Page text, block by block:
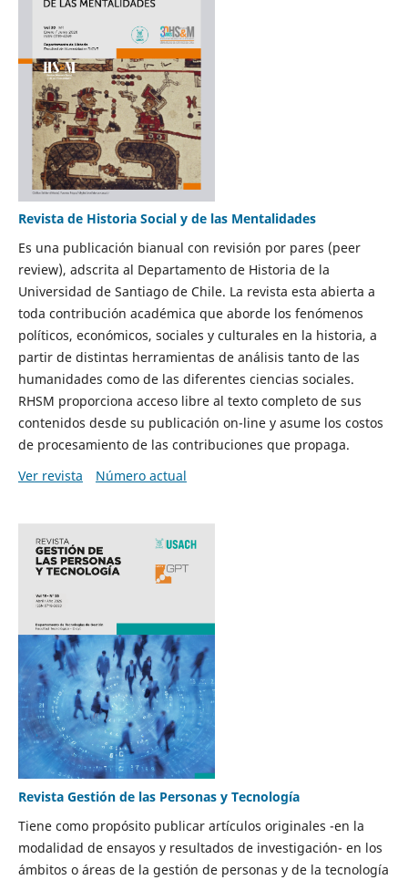
Revista de Historia Social y de las Mentalidades
Es una publicación bianual con revisión por pares (peer
review), adscrita al Departamento de Historia de la
Universidad de Santiago de Chile. La revista esta abierta a
toda contribución académica que aborde los fenómenos
políticos, económicos, sociales y culturales en la historia, a
partir de distintas herramientas de análisis tanto de las
humanidades como de las diferentes ciencias sociales.
RHSM proporciona acceso libre al texto completo de sus
contenidos desde su publicación on-line y asume los costos
de procesamiento de las contribuciones que propaga.
Ver revista
Número actual
Revista Gestión de las Personas y Tecnología
Tiene como propósito publicar artículos originales -en la
modalidad de ensayos y resultados de investigación- en los
ámbitos o áreas de la gestión de personas y de la tecnología